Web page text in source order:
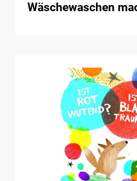
Wäschewaschen